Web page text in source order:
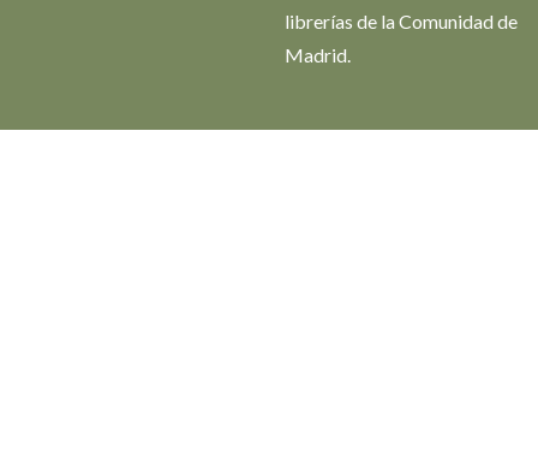
librerías de la Comunidad de
Madrid.